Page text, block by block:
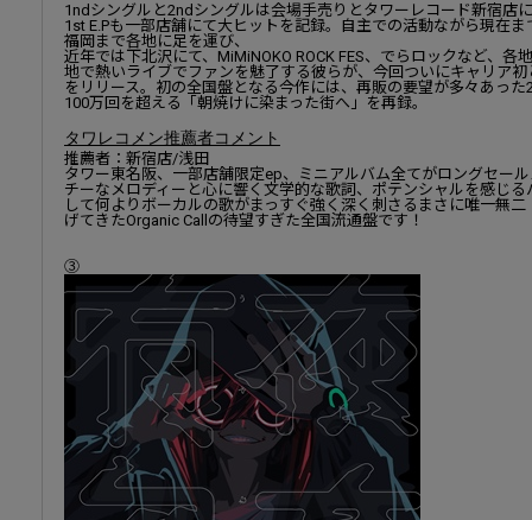
1ndシングルと2ndシングルは会場手売りとタワーレコード新宿店
1st E.Pも一部店舗にて大ヒットを記録。自主での活動ながら現在
福岡まで各地に足を運び、
近年では下北沢にて、MiMiNOKO ROCK FES、でらロックなど、
地で熱いライブでファンを魅了する彼らが、今回ついにキャリア
をリリース。初の全国盤となる今作には、再販の要望が多々あっ
100万回を超える「朝焼けに染まった街へ」を再録。
タワレコメン推薦者コメント
推薦者：新宿店/浅田
タワー東名阪、一部店舗限定ep、ミニアルバム全てがロングセー
チーなメロディーと心に響く文学的な歌詞、ポテンシャルを感じ
して何よりボーカルの歌がまっすぐ強く深く刺さるまさに唯一無
げてきたOrganic Callの待望すぎた全国流通盤です！
③